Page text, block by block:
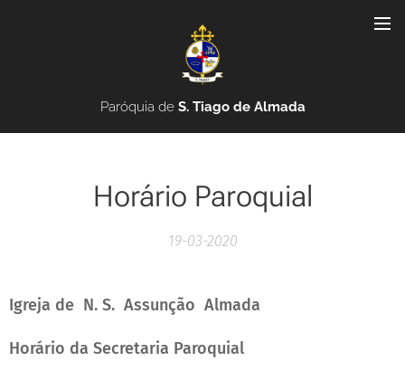
Paróquia de S. Tiago de Almada
Horário Paroquial
19-03-2020
Igreja de N. S. Assunção Almada
Horário da Secretaria Paroquial